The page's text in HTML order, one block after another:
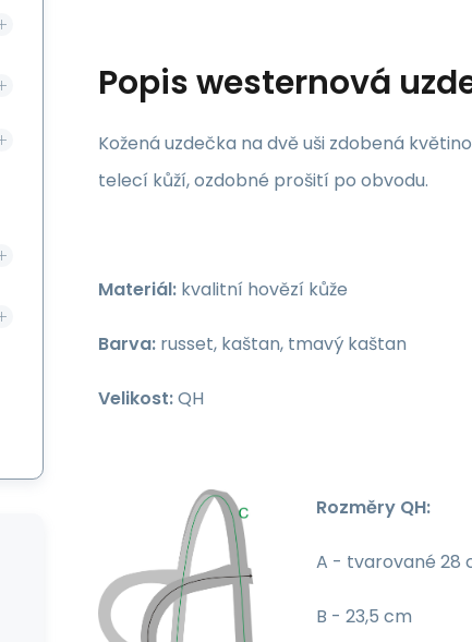
Popiswesternová
Kožená uzdečka na dvě uši zdobená
telecí kůží, ozdobné prošití po obvodu.
Materiál: kvalitní hovězí kůže
Barva: russet, kaštan, tmavý kaštan
Velikost:QH
Rozměry QH:
A - tvarované 28
B - 23,5 cm